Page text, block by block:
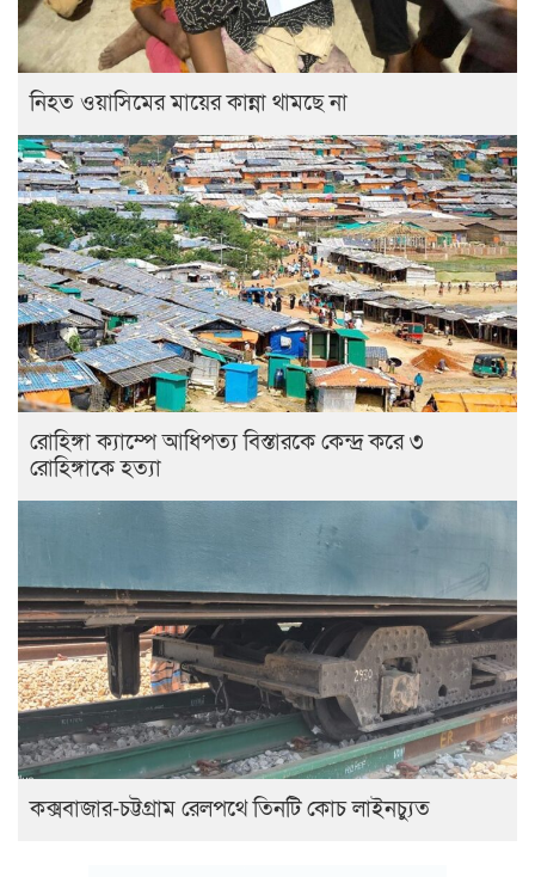
নিহত ওয়াসিমের মায়ের কান্না থামছে না
রোহিঙ্গা ক্যাম্পে আধিপত্য বিস্তারকে কেন্দ্র করে ৩
রোহিঙ্গাকে হত্যা
কক্সবাজার-চট্টগ্রাম রেলপথে তিনটি কোচ লাইনচ্যুত